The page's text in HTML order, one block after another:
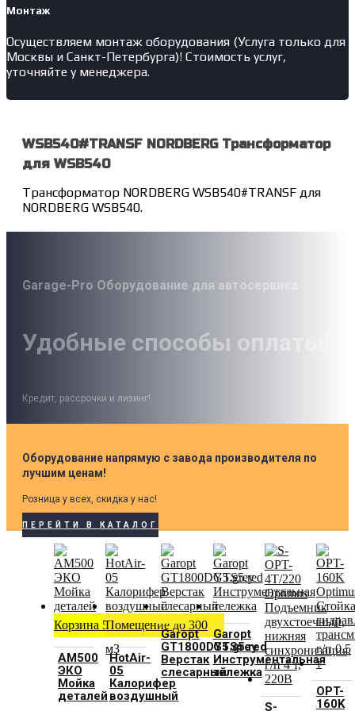
Монтаж
Осуществляем монтаж оборудования (Услуга только для
Москвы и Санкт-Петербурга)! Стоимость услуг,
уточняйте у менеджера.
WSB540#TRANSF NORDBERG Трансформатор
для WSB540
Трансформатор NORDBERG WSB540#TRANSF для
NORDBERG WSB540.
Garage-Pro Оборудование для автосервиса
Удобные способы оплаты!
Кредит, рассрочки и лизинг!
Оборудование напрямую с завода производителя по
лучшим ценам!
Розница у всех, скидка у нас!
ПЕРЕЙТИ В КАТАЛОГ
Корзина 500 мм
АМ500
ЭКО
Мойка
деталей
Помещение до 300
м3
HotAir-
05
Калорифер
воздушный
Garopt
GT1800DY5.grey
Верстак
слесарный
Garopt
GTS5.red
Инструментальная
тележка
S-
OPT-
160K